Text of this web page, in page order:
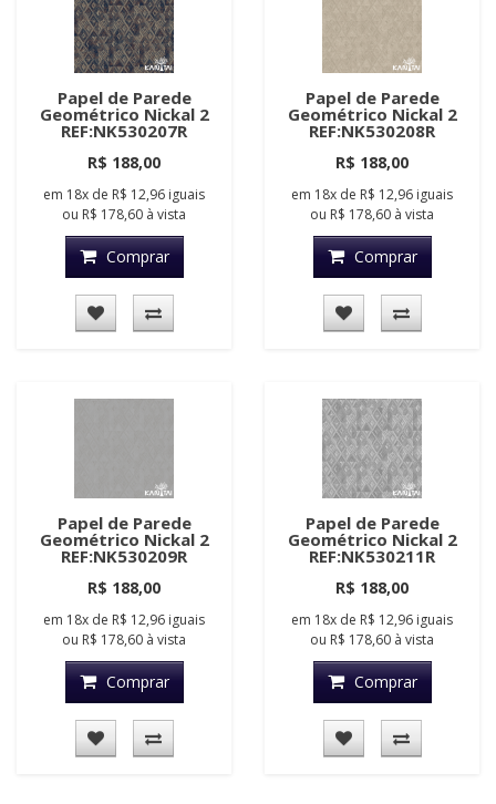
Papel de Parede
Geométrico Nickal 2
REF:NK530207R
R$ 188,00
em 18x de R$ 12,96 iguais
ou R$ 178,60 à vista
Comprar
Papel de Parede
Geométrico Nickal 2
REF:NK530208R
R$ 188,00
em 18x de R$ 12,96 iguais
ou R$ 178,60 à vista
Comprar
Papel de Parede
Geométrico Nickal 2
REF:NK530209R
R$ 188,00
em 18x de R$ 12,96 iguais
ou R$ 178,60 à vista
Comprar
Papel de Parede
Geométrico Nickal 2
REF:NK530211R
R$ 188,00
em 18x de R$ 12,96 iguais
ou R$ 178,60 à vista
Comprar